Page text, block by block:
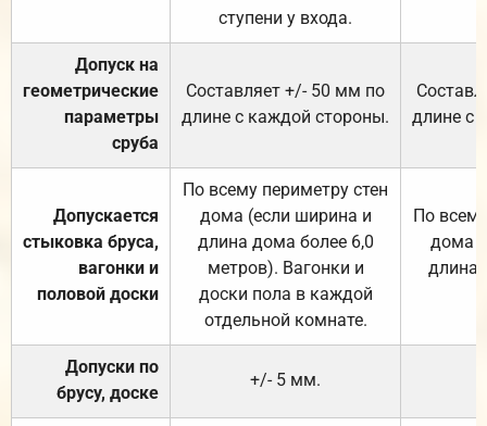
ступени у входа.
Допуск на
геометрические
параметры
сруба
Составляет +/- 50 мм по
длине с каждой стороны.
длине с
Допускается
стыковка бруса,
вагонки и
половой доски
По всему периметру стен
дома (если ширина и
длина дома более 6,0
метров). Вагонки и
доски пола в каждой
отдельной комнате.
По
дома
длина
Допуски по
брусу, доске
+/- 5 мм.